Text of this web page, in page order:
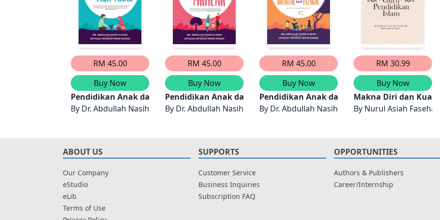
RM 45.00
Buy Now
Pendidikan Anak dalam Islam: Pendidikan Perkahwinan dan Fiqh Anak
By Dr. Abdullah Nasih Ulwan, Ustazah Isfadiah Mohd Dasuki
RM 45.00
Buy Now
Pendidikan Anak dalam Islam: Pendidikan Keimanan dan Akhlak
By Dr. Abdullah Nasih Ulwan, Ustazah Isfadiah Mohd Dasuki
RM 45.00
Buy Now
Pendidikan Anak dalam Islam: Pendidikan
By Dr. Abdullah Nasih Ulwan, Ustazah Isfadiah
RM 30.99
Buy Now
Makna Diri dan
By Nurul Asiah
ABOUT US
Our Company
eStudio
eLib
Terms of Use
SUPPORTS
Customer Service
Business Inquiries
Subscription FAQ
OPPORTUNITIES
Authors & Publishers
Career/Internship